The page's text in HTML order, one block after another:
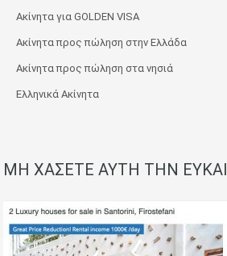
Ακίνητα για GOLDEN VISA
Ακίνητα προς πώληση στην Ελλάδα
Ακίνητα προς πώληση στα νησιά
Ελληνικά Ακίνητα
ΜΗ ΧΑΣΕΤΕ ΑΥΤΗ ΤΗΝ